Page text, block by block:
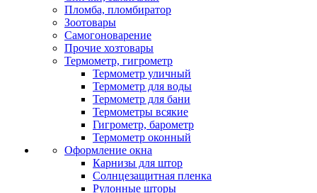
Пломба, пломбиратор
Зоотовары
Самогоноварение
Прочие хозтовары
Термометр, гигрометр
Термометр уличный
Термометр для воды
Термометр для бани
Термометры всякие
Гигрометр, барометр
Термометр оконный
Оформление окна
Карнизы для штор
Солнцезащитная пленка
Рулонные шторы